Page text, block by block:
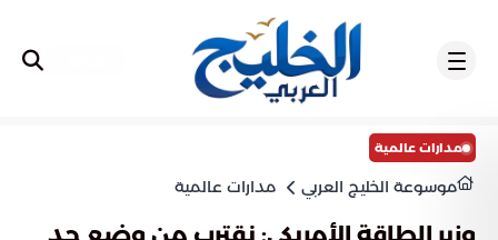
مدارات عالمية
موسوعة الخليج العربي مدارات عالمية
وزير الطاقة الأمريكي: نقترب من وضع حد